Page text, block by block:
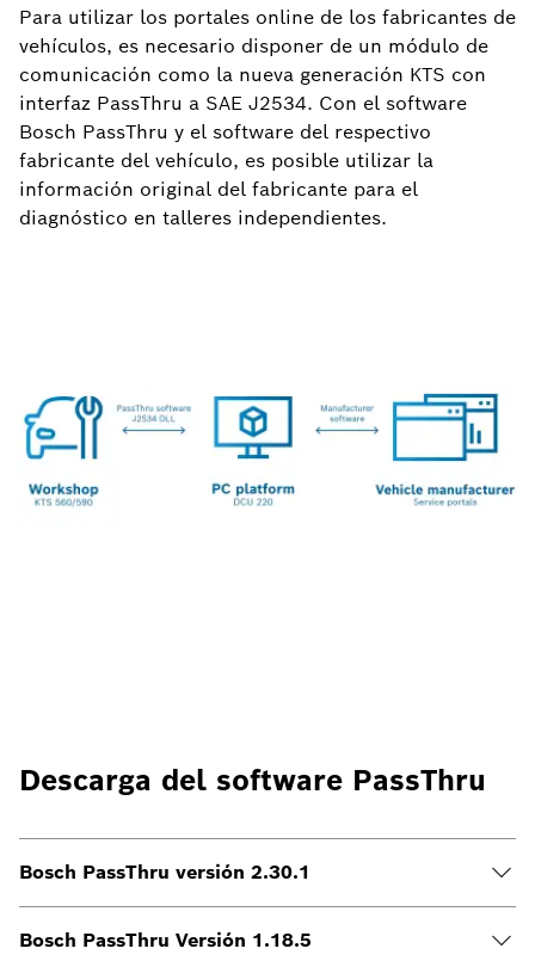
Para utilizar los portales online de los fabricantes de
vehículos, es necesario disponer de un módulo de
comunicación como la nueva generación KTS con
interfaz PassThru a SAE J2534. Con el software
Bosch PassThru y el software del respectivo
fabricante del vehículo, es posible utilizar la
información original del fabricante para el
diagnóstico en talleres independientes.
Descarga del software PassThru
Bosch PassThru versión 2.30.1
Bosch PassThru Versión 1.18.5